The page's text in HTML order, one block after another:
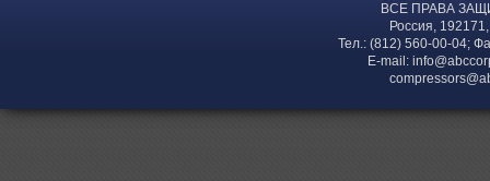
ВСЕ ПРАВА
Россия,
Тел.: (812) 560-00-04;
E-mail: